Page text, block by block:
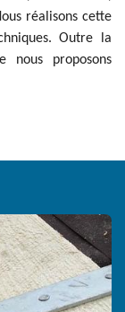
réalisons cette
Outre la
proposons